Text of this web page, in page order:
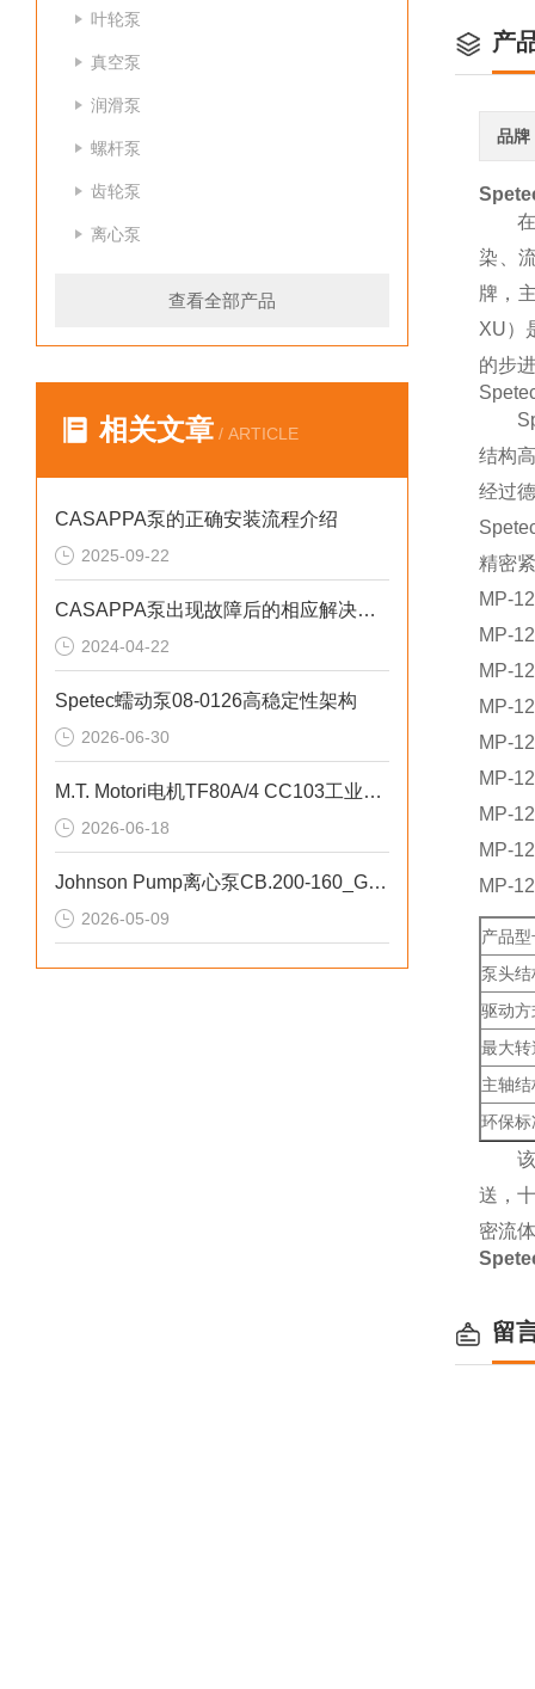
叶轮泵
真空泵
润滑泵
螺杆泵
齿轮泵
离心泵
查看全部产品
相关文章 / ARTICLE
CASAPPA泵的正确安装流程介绍
2025-09-22
CASAPPA泵出现故障后的相应解决方法分享
2024-04-22
Spetec蠕动泵08-0126高稳定性架构
2026-06-30
M.T. Motori电机TF80A/4 CC103工业循环水泵应用
2026-06-18
Johnson Pump离心泵CB.200-160_G2-A6高密封性
2026-05-09
产
品牌
染、
牌，
XU）
的步
结构
经过
精密
产品型
泵头结
驱动方
最大转
主轴结
环保标
送，
密流
留